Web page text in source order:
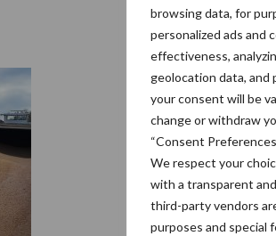
browsing data, for
personalized ads and
effectiveness,
geolocation data,
your consent will be
change or withdraw
“Consent
We respect your
with a transparent
third-party vendors
purposes and special